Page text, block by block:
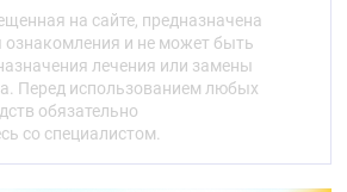
на сайте, предназначена
ознакомления и не может быть
лечения или замены
Перед использованием любых
обязательно
со специалистом.